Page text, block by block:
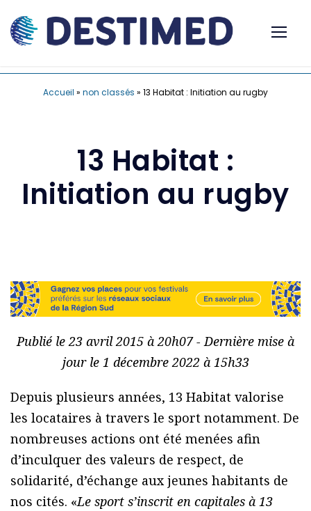
Accueil » non classés » 13 Habitat : Initiation au rugby
13 Habitat :
Initiation au rugby
Publié le 23 avril 2015 à 20h07 - Dernière mise à
jour le 1 décembre 2022 à 15h33
Depuis plusieurs années, 13 Habitat valorise
les locataires à travers le sport notamment. De
nombreuses actions ont été menées afin
d’inculquer des valeurs de respect, de
solidarité, d’échange aux jeunes habitants de
nos cités. «Le sport s’inscrit en capitales à 13